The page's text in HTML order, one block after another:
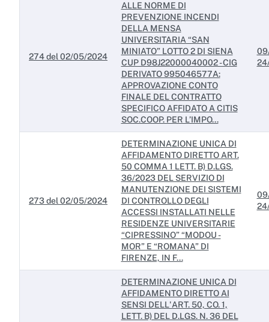
274 del 02/05/2024
ALLE NORME DI
PREVENZIONE INCENDI
DELLA MENSA
UNIVERSITARIA “SAN
MINIATO” LOTTO 2 DI SIENA
CUP D98J22000040002 - CIG
DERIVATO 995046577A:
APPROVAZIONE CONTO
FINALE DEL CONTRATTO
SPECIFICO AFFIDATO A CITIS
SOC.COOP. PER L’IMPO...
273 del 02/05/2024
DETERMINAZIONE UNICA DI
AFFIDAMENTO DIRETTO ART.
50 COMMA 1 LETT. B) D.LGS.
36/2023 DEL SERVIZIO DI
MANUTENZIONE DEI SISTEMI
DI CONTROLLO DEGLI
ACCESSI INSTALLATI NELLE
RESIDENZE UNIVERSITARIE
“CIPRESSINO” “MODOU -
MOR” E “ROMANA” DI
FIRENZE, IN F...
DETERMINAZIONE UNICA DI
AFFIDAMENTO DIRETTO AI
SENSI DELL'ART. 50, CO. 1,
LETT. B) DEL D.LGS. N. 36 DEL